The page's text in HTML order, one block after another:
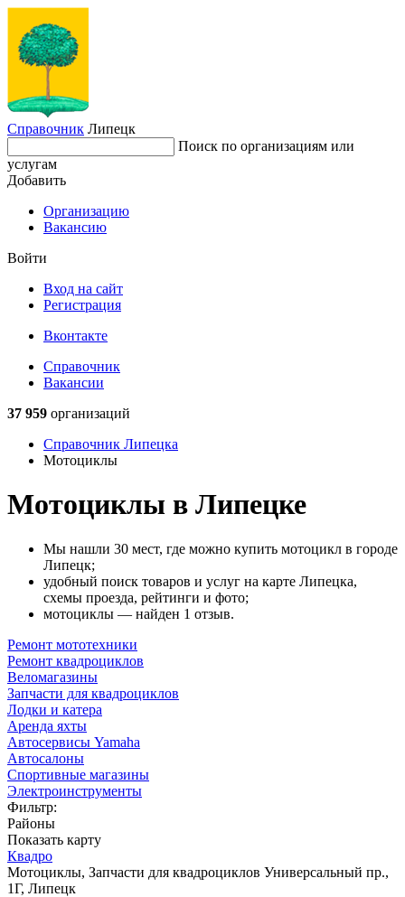
Справочник Липецк
Поиск по организациям или
услугам
Добавить
Организацию
Вакансию
Войти
Вход на сайт
Регистрация
Вконтакте
Справочник
Вакансии
37 959 организаций
Справочник Липецка
Мотоциклы
Мотоциклы в Липецке
Мы нашли 30 мест, где можно купить мотоцикл в городе
Липецк;
удобный поиск товаров и услуг на карте Липецка,
схемы проезда, рейтинги и фото;
мотоциклы — найден 1 отзыв.
Ремонт мототехники
Ремонт квадроциклов
Веломагазины
Запчасти для квадроциклов
Лодки и катера
Аренда яхты
Автосервисы Yamaha
Автосалоны
Спортивные магазины
Электроинструменты
Фильтр:
Районы
Показать карту
Квадро
Мотоциклы, Запчасти для квадроциклов Универсальный пр.,
1Г, Липецк